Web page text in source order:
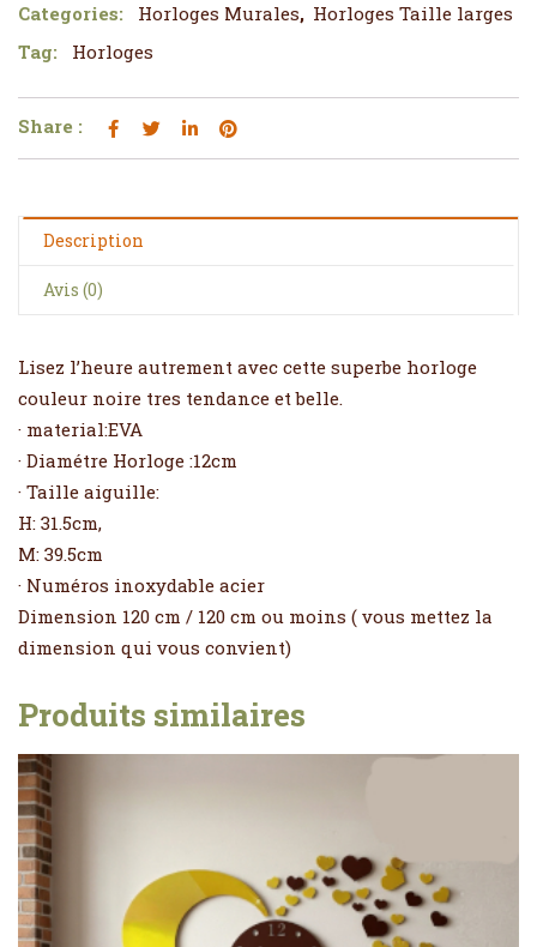
Categories: Horloges Murales, Horloges Taille larges
Tag:
Horloges
Share :
Description
Avis (0)
Lisez l’heure autrement avec cette superbe horloge
couleur noire tres tendance et belle.
· material:EVA
· Diamétre Horloge :12cm
· Taille aiguille:
H: 31.5cm,
M: 39.5cm
· Numéros inoxydable acier
Dimension 120 cm / 120 cm ou moins ( vous mettez la
dimension qui vous convient)
Produits similaires